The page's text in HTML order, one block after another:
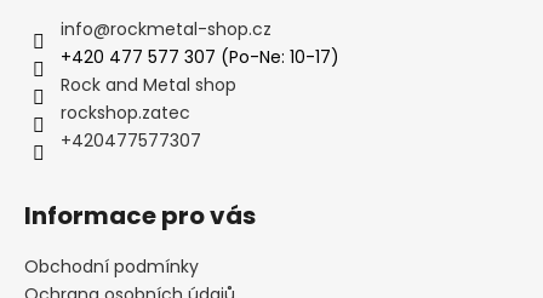
info@rockmetal-shop.cz
+420 477 577 307 (Po-Ne: 10-17)
Rock and Metal shop
rockshop.zatec
+420477577307
Informace pro vás
Obchodní podmínky